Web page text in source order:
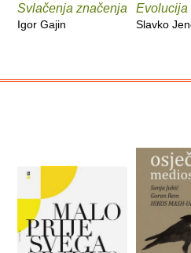
Svlačenja značenja
Igor Gajin
Evolucija
Slavko